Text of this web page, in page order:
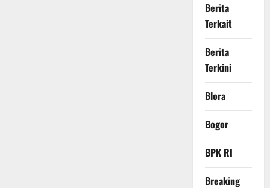
Berita
Terkait
Berita
Terkini
Blora
Bogor
BPK RI
Breaking